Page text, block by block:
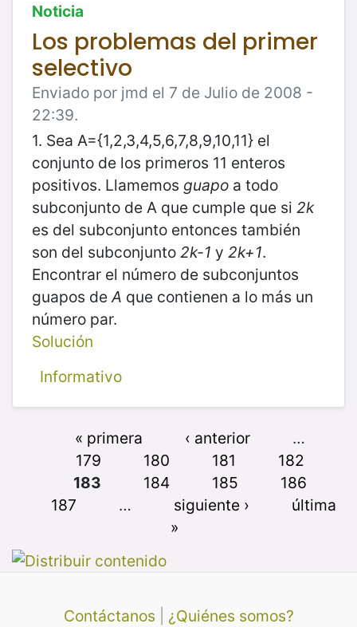
Noticia
Los problemas del primer
selectivo
Enviado por jmd el 7 de Julio de 2008 -
22:39.
1. Sea A={1,2,3,4,5,6,7,8,9,10,11} el
conjunto de los primeros 11 enteros
positivos. Llamemos guapo a todo
subconjunto de A que cumple que si 2k
es del subconjunto entonces también
son del subconjunto 2k-1 y 2k+1.
Encontrar el número de subconjuntos
guapos de A que contienen a lo más un
número par.
Solución
Informativo
« primera ‹ anterior
…
179
180 181
182
183
184 185
186
187
… siguiente ›
última
»
Contáctanos ¿Quiénes somos?